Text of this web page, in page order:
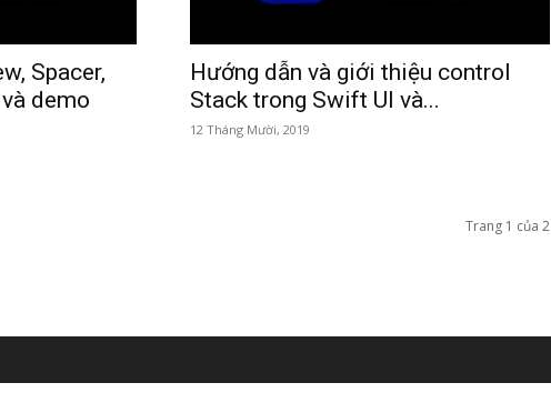
Spacer,
demo
Hướng dẫn và giới thiệu control
Stack trong Swift UI và...
12 Tháng Mười, 2019
Trang 1 của 2